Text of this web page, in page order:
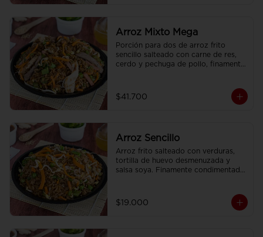
Arroz Mixto Mega
Porción para dos de arroz frito
sencillo salteado con carne de res,
cerdo y pechuga de pollo, finamente
$41.700
Arroz Sencillo
Arroz frito salteado con verduras,
tortilla de huevo desmenuzada y
salsa soya. Finamente condimentado
$19.000